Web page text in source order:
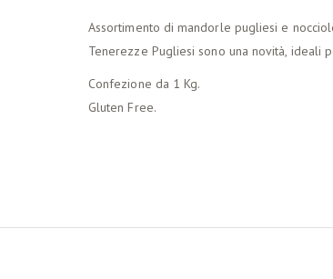
Assortimento di mandorle pugliesi e
Tenerezze Pugliesi sono una novità, ideali
Confezione da 1 Kg.
Gluten Free.